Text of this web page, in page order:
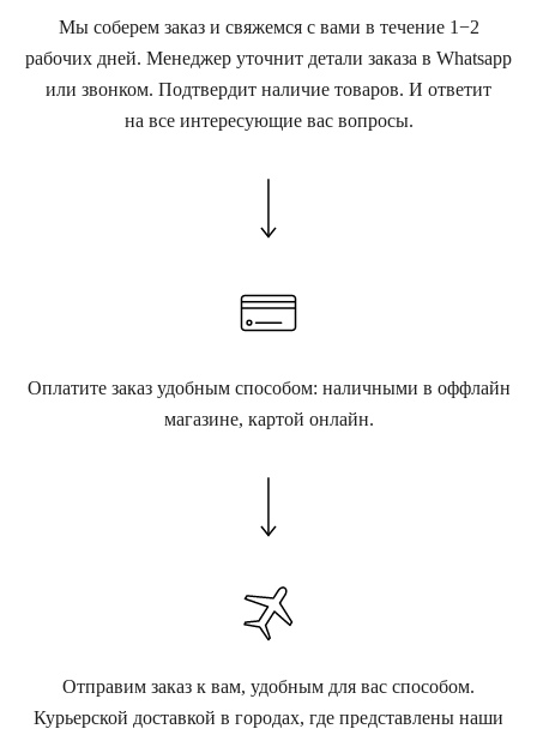
Мы соберем заказ и свяжемся с вами в течение 1−2
рабочих дней. Менеджер уточнит детали заказа в Whatsapp
или звонком. Подтвердит наличие товаров. И ответит
на все интересующие вас вопросы.
Оплатите заказ удобным способом: наличными в оффлайн
магазине, картой онлайн.
Отправим заказ к вам, удобным для вас способом.
Курьерской доставкой в городах, где представлены наши